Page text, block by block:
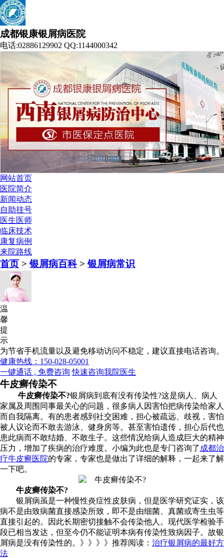
成都银康银屑病医院
电话:02886129902 QQ:1144000342
网站首页
医院简介
新闻动态
自助挂号
医生医师
临床技术
康复病例
来院路线
首页 >银屑病百科>银屑病常识
温
馨
提
示
为节省手机流量以及避免移动访问不稳定，建议直接电话咨询。
健康热线：150-028-05001
一键通话 , 免费咨询 快速咨询我院医生
牛皮癣传染不
牛皮癣传染不?银屑病到底有没有传染性?这是病人、病人
家属及周围同事最关心的问题，很多病人因害怕把病传染给家人
而自我隔离。有的患者感到社交困难，担心被疏远、歧视，害怕
被人议论而不敢去游泳、健身房等。甚至害怕遗传，担心后代也
患此病而不敢结婚、不敢生子。这些情况给病人造成巨大的精神
压力，增加了疾病的治疗难度。小编为此也是专门咨询了 成都治
疗牛皮癣医院的专家，专家也是做出了详细的解释，一起来了解
一下吧。
牛皮癣传染不?
银屑病虽是一种慢性炎症性皮肤病，但是医学研究证实，该
病不是由致病菌直接感染所致，即不是由细菌、真菌或寄生虫等
直接引起的。因此长期密切接触不会传染他人。现代医学检验手
段已相当发达，但至今仍不能证明本病有传染性致病因子。故银
屑病是没有传染性的。》》》》推荐阅读： 治疗银屑病的最好方
法